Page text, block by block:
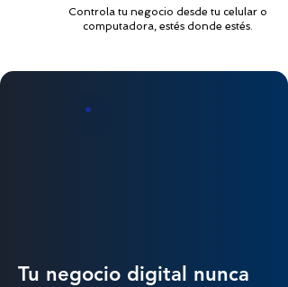
Controla tu negocio desde tu celular o
computadora, estés donde estés.
Tu negocio digital nunca